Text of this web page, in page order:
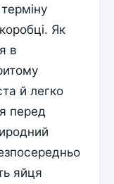
Як
в
й легко
перед
яйця